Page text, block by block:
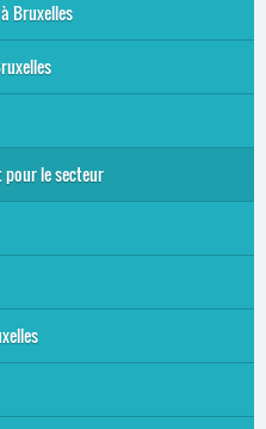
Bruxellesmobilise-toi !
de Lire et Écrire
Bruxelles
le secteur
Écrire Bruxelles